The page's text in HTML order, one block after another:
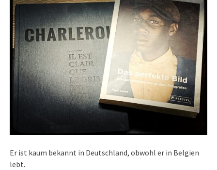
Er ist kaum bekannt in Deutschland, obwohl er in Belgien
lebt.